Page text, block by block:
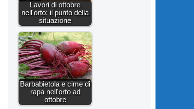
Lavori di ottobre
nell'orto: il punto della
situazione
Barbabietola e cime di
rapa nell'orto ad
ottobre